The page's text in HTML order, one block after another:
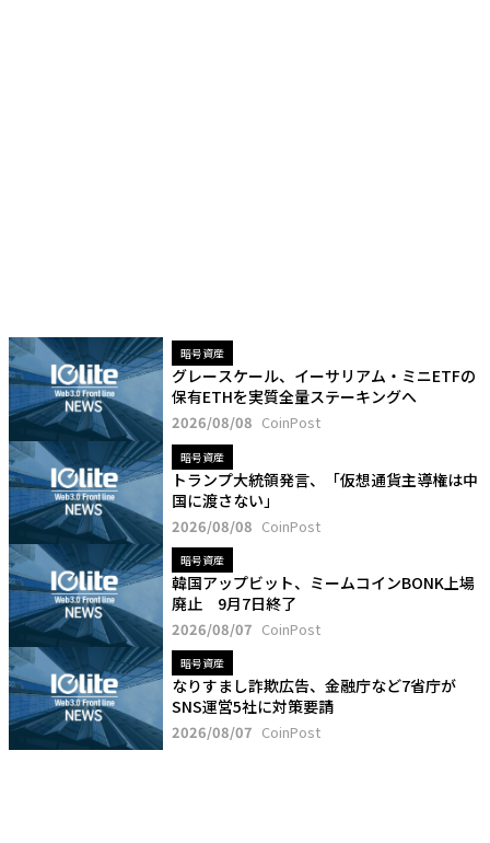
暗号資産
グレースケール、イーサリアム・ミニETFの
保有ETHを実質全量ステーキングへ
2026/08/08 CoinPost
暗号資産
トランプ大統領発言、「仮想通貨主導権は中
国に渡さない」
2026/08/08 CoinPost
暗号資産
韓国アップビット、ミームコインBONK上場
廃止 9月7日終了
2026/08/07 CoinPost
暗号資産
なりすまし詐欺広告、金融庁など7省庁が
SNS運営5社に対策要請
2026/08/07 CoinPost